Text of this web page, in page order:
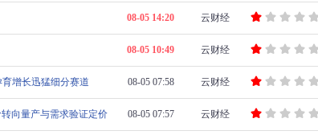
08-05 14:20 云财经
08-05 10:49 云财经
增长迅猛细分赛道 08-05 07:58 云财经
向量产与需求验证定价 08-05 07:57 云财经